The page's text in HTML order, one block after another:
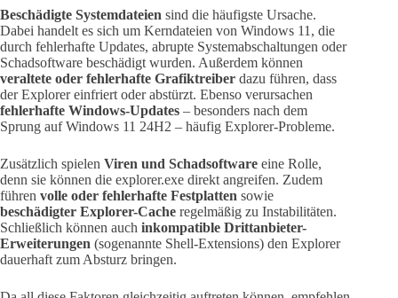
Beschädigte Systemdateien sind die häufigste Ursache.
Dabei handelt es sich um Kerndateien von Windows 11, die
durch fehlerhafte Updates, abrupte Systemabschaltungen oder
Schadsoftware beschädigt wurden. Außerdem können
veraltete oder fehlerhafte Grafiktreiber dazu führen, dass
der Explorer einfriert oder abstürzt. Ebenso verursachen
fehlerhafte Windows-Updates – besonders nach dem
Sprung auf Windows 11 24H2 – häufig Explorer-Probleme.
Zusätzlich spielen Viren und Schadsoftware eine Rolle,
denn sie können die explorer.exe direkt angreifen. Zudem
führen volle oder fehlerhafte Festplatten sowie
beschädigter Explorer-Cache regelmäßig zu Instabilitäten.
Schließlich können auch inkompatible Drittanbieter-
Erweiterungen (sogenannte Shell-Extensions) den Explorer
dauerhaft zum Absturz bringen.